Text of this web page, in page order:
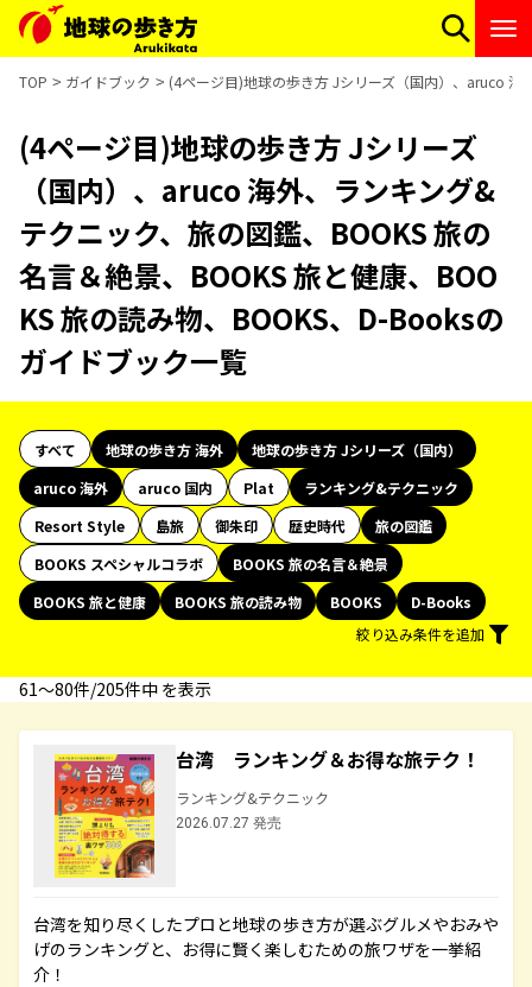
TOP ガイドブック (4ページ目)地球の歩き方 Jシリーズ（国内）、aruco 海
(4ページ目)地球の歩き方 Jシリーズ
（国内）、aruco 海外、ランキング&
テクニック、旅の図鑑、BOOKS 旅の
名言＆絶景、BOOKS 旅と健康、BOO
KS 旅の読み物、BOOKS、D-Booksの
ガイドブック一覧
すべて 地球の歩き方 海外
地球の歩き方 Jシリーズ（国内）
aruco 海外
aruco 国内 Plat
ランキング&テクニック
Resort Style
島旅 御朱印 歴史時代
旅の図鑑
BOOKS スペシャルコラボ
BOOKS 旅の名言＆絶景
BOOKS 旅と健康
BOOKS 旅の読み物 BOOKS
D-Books
絞り込み条件を追加
61〜80件/205件中 を表示
台湾 ランキング＆お得な旅テク！
ランキング&テクニック
2026.07.27 発売
台湾を知り尽くしたプロと地球の歩き方が選ぶグルメやおみや
げのランキングと、お得に賢く楽しむための旅ワザを一挙紹
介！